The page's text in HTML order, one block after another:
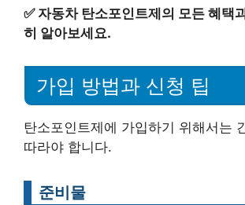
✅ 자동차 탄소포인트제의 모든 혜택
히 알아보세요.
가입 방법과 신청 팁
탄소포인트제에 가입하기 위해서는
따라야 합니다.
준비물